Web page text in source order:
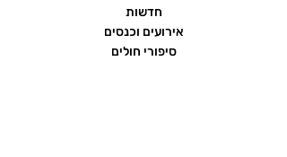
חדשות
אירועים וכנסים
סיפורי חולים